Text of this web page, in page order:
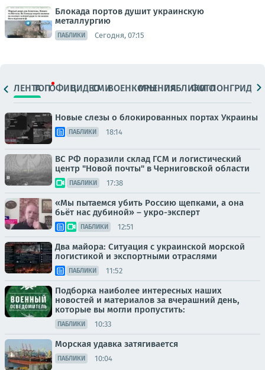
Блокада портов душит украинскую
металлургию
ПАБЛИКИ Сегодня, 07:15
ЛЕНТАТОПОФИЦ.ВИДЕОСМИВОЕНКОРЫМНЕНИЯПАБЛИКИ
ФОТОЛОНГРИДЫ
Новые слезы о блокированных портах Украины
ПАБЛИКИ 18:14
ВС РФ поразили склад ГСМ и логистический
центр "Новой почты" в Черниговской области
ПАБЛИКИ 17:38
«Мы пытаемся убить Россию щепками, а она
бьёт нас дубиной» – укро-эксперт
ПАБЛИКИ 12:51
Два майора: Ситуация с украинской морской
логистикой и экспортными отраслями
ПАБЛИКИ 11:52
Подборка наиболее интересных наших
новостей и материалов за вчерашний день,
которые вы могли пропустить:
ПАБЛИКИ 10:33
Морская удавка затягивается
ПАБЛИКИ 10:04